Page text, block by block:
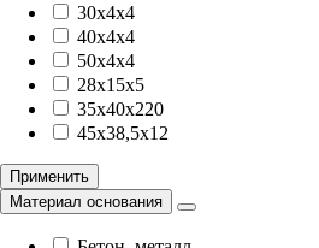
30х4х4
40х4х4
50х4х4
28x15x5
35x40x220
45x38,5x12
Применить
Материал основания